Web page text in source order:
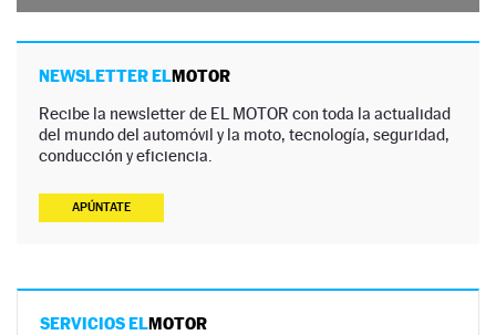
NEWSLETTER ELMOTOR
Recibe la newsletter de EL MOTOR con toda la actualidad
del mundo del automóvil y la moto, tecnología, seguridad,
conducción y eficiencia.
APÚNTATE
SERVICIOS ELMOTOR